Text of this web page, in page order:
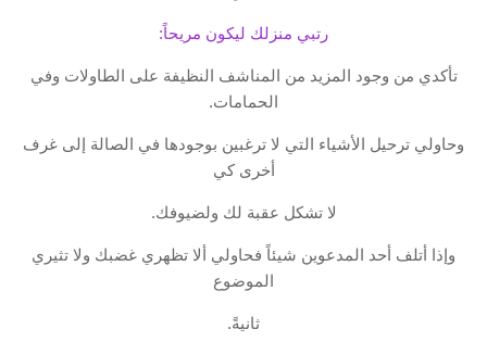
رتبي منزلك ليكون مريحاً:
تأكدي من وجود المزيد من المناشف النظيفة على الطاولات وفي
الحمامات.
وحاولي ترحيل الأشياء التي لا ترغبين بوجودها في الصالة إلى غرف
أخرى كي
لا تشكل عقبة لك ولضيوفك.
وإذا أتلف أحد المدعوين شيئاً فحاولي ألا تظهري غضبك ولا تثيري
الموضوع
ثانيةً.